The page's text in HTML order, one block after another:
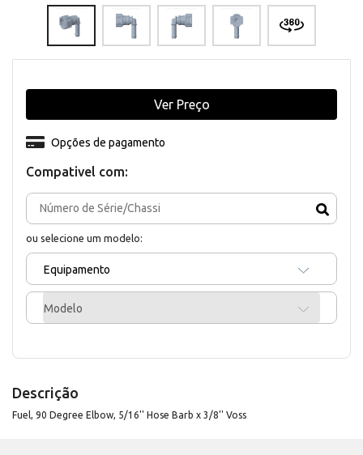
Compativel com:
ou selecione um modelo:
Equipamento
Modelo
Opções de pagamento
Ver Preço
Descrição
Fuel, 90 Degree Elbow, 5/16'' Hose Barb x 3/8'' Voss